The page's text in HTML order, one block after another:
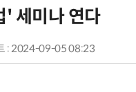
' 세미나 연다
: 2024-09-05 08:23